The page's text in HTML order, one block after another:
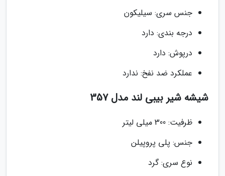
جنس سری: سیلیکون
درجه بندی: دارد
درپوش: دارد
عملکرد ضد نفخ: ندارد
شیشه شیر بیبی لند مدل 357
ظرفیت: 300 میلی لیتر
جنس: پلی پروپیلن
نوع سری: گرد